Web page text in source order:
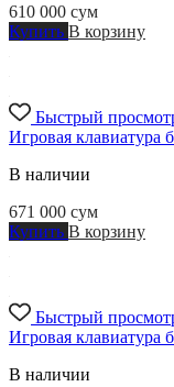
610 000 сум
Купить В корзину
Быстрый
Игровая клавиатура
В наличии
671 000 сум
Купить В корзину
Быстрый
Игровая клавиатура
В наличии